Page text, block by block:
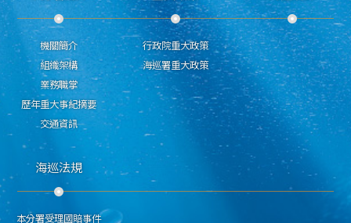
機關簡介
組織架構
業務職掌
歷年重大事紀摘要
交通資訊
行政院重大政策
海巡署重大政策
海巡法規
本分署受理國賠事件